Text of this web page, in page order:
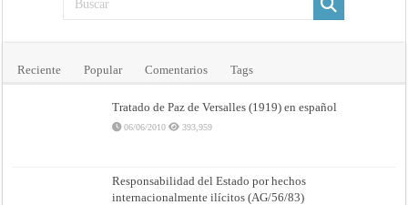
Reciente Popular Comentarios Tags
Tratado de Paz de Versalles (1919) en español
06/06/2010 393,959
Responsabilidad del Estado por hechos
internacionalmente ilícitos (AG/56/83)